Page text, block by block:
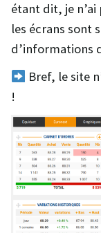
étant dit, je
les écrans sont
d’informations
Bref, le site
!